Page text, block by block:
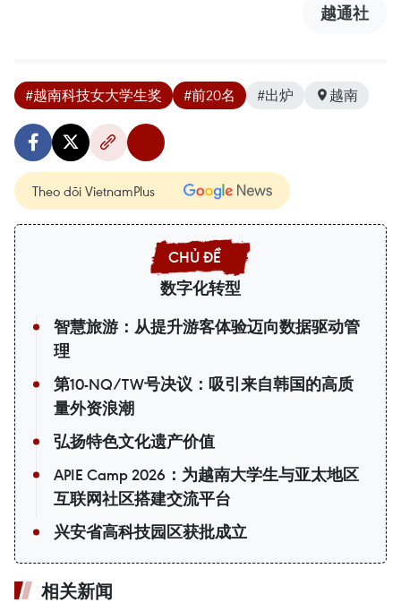
越通社
#越南科技女大学生奖 #前20名 #出炉 越南
Theo dõi VietnamPlus
数字化转型
智慧旅游：从提升游客体验迈向数据驱动管
理
第10-NQ/TW号决议：吸引来自韩国的高质
量外资浪潮
弘扬特色文化遗产价值
APIE Camp 2026：为越南大学生与亚太地区
互联网社区搭建交流平台
兴安省高科技园区获批成立
相关新闻